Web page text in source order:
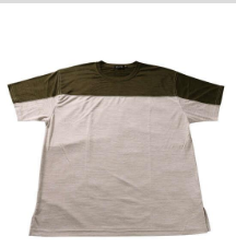
り、心身をリラックス状態へサ
アクアチタン／消臭／吸水速乾／
【返品交換について】こちらの商
■サイズ表
サイズ/バスト/総丈/裾周り/肩幅/袖
3L/120/78/120/56/22
4L/130/80/130/58/23
5L/140/82/140/60/24
6L/150/84/150/62/25
8L/170/88/170/66/27